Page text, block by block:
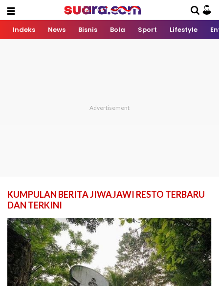
Indeks News Bisnis Bola Sport Lifestyle
KUMPULAN BERITA JIWAJAWI RESTO TERBARU
DAN TERKINI